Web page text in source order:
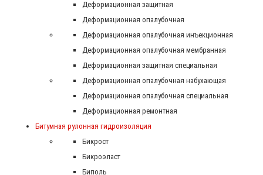
Деформационная защитная
Деформационная опалубочная
Деформационная опалубочная инъекционная
Деформационная опалубочная мембранная
Деформационная защитная специальная
Деформационная опалубочная набухающая
Деформационная опалубочная специальная
Деформационная ремонтная
Битумная рулонная гидроизоляция
Бикрост
Бикроэласт
Биполь